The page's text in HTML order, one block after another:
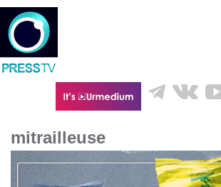
mitrailleuse